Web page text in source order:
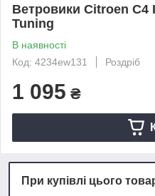
Ветровики Citroen C4
Tuning
В наявності
Код: 4234ew131
Роздріб
1 095 ₴
При купівлі цього